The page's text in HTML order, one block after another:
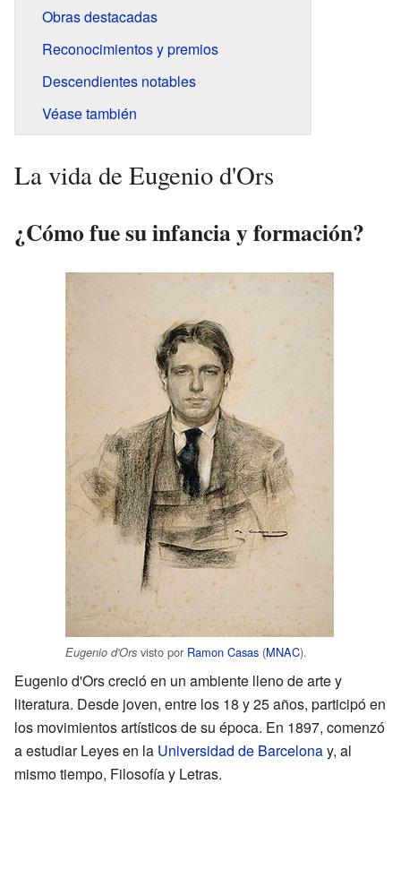
Obras destacadas
Reconocimientos y premios
Descendientes notables
Véase también
La vida de Eugenio d'Ors
¿Cómo fue su infancia y formación?
Eugenio d'Ors visto por Ramon Casas (MNAC).
Eugenio d'Ors creció en un ambiente lleno de arte y
literatura. Desde joven, entre los 18 y 25 años, participó en
los movimientos artísticos de su época. En 1897, comenzó
a estudiar Leyes en la Universidad de Barcelonay, al
mismo tiempo, Filosofía y Letras.